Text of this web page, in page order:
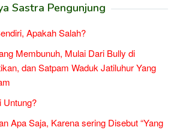
Sastra Pengunjung
Apakah Salah?
Membunuh, Mulai Dari Bully di
dan Satpam Waduk Jatiluhur Yang
Untung?
Apa Saja, Karena sering Disebut “Yang